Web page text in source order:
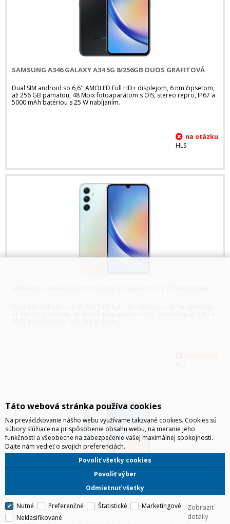
SAMSUNG A346 GALAXY A34 5G 8/256GB DUOS GRAFITOVÁ
Dual SIM android so 6,6'' AMOLED Full HD+ displejom, 6 nm čipsetom,
až 256 GB pamäťou, 48 Mpix fotoaparátom s OIS, stereo repro, IP67 a
5000 mAh batériou s 25 W nabíjaním.
HLS
SAMSUNG A346 GALAXY A34 5G 8/256GB DUOS STRIEBORNÁ
Táto webová stránka používa cookies
Na prevádzkovanie nášho webu využívame takzvané cookies. Cookies sú
súbory slúžiace na prispôsobenie obsahu webu, na meranie jeho
funkčnosti a všeobecne na zabezpečenie vašej maximálnej spokojnosti.
Dajte nám vedieť o svojich preferenciách.
Odmietnuť všetky
Povoliť výber
Povoliť všetky cookies
Nutné Preferenčné Štatistické
Marketingové
Neklasifikované
Zobraziť
detaily